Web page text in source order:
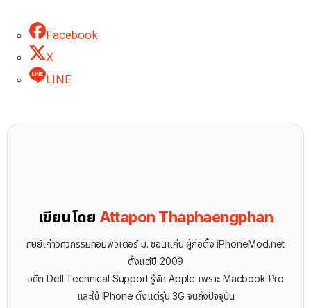
Facebook
X
LINE
เขียนโดย Attapon Thaphaengphan
ศิษย์เก่าวิศวกรรมคอมพิวเตอร์ ม. ขอนแก่น ผู้ก่อตั้ง iPhoneMod.net
ตั้งแต่ปี 2009
อดีต Dell Technical Support รู้จัก ​Apple เพราะ Macbook Pro
และใช้ iPhone ตั้งแต่รุ่น 3G จนถึงปัจจุบัน